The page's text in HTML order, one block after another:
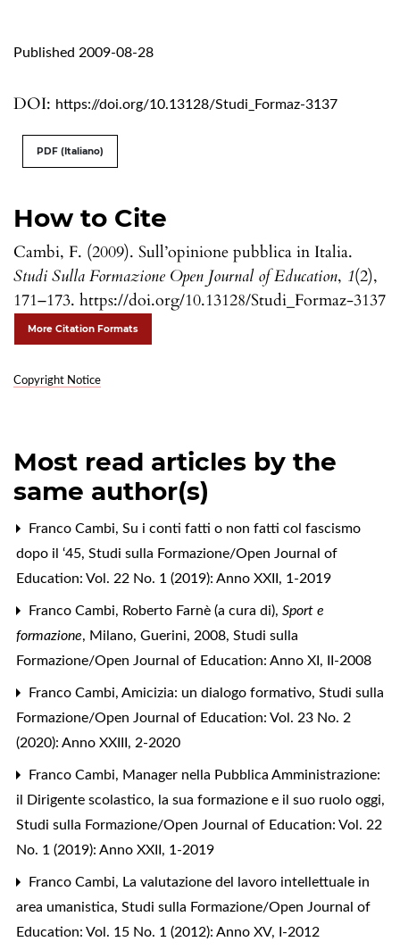
DOI: https://doi.org/10.13128/Studi_Formaz-3137
Published 2009-08-28
How to Cite
Cambi, F. (2009). Sull’opinione pubblica in Italia.
Studi Sulla Formazione Open Journal of Education, 1(2),
171–173. https://doi.org/10.13128/Studi_Formaz-3137
More Citation Formats
Copyright Notice
PDF (Italiano)
Most read articles by the
same author(s)
Franco Cambi, Su i conti fatti o non fatti col fascismo
dopo il ‘45, Studi sulla Formazione/Open Journal of
Education: Vol. 22 No. 1 (2019): Anno XXII, 1-2019
Franco Cambi, Roberto Farnè (a cura di), Sport e
formazione, Milano, Guerini, 2008, Studi sulla
Formazione/Open Journal of Education: Anno XI, II-2008
Franco Cambi, Amicizia: un dialogo formativo, Studi sulla
Formazione/Open Journal of Education: Vol. 23 No. 2
(2020): Anno XXIII, 2-2020
Franco Cambi, Manager nella Pubblica Amministrazione:
il Dirigente scolastico, la sua formazione e il suo ruolo oggi,
Studi sulla Formazione/Open Journal of Education: Vol. 22
No. 1 (2019): Anno XXII, 1-2019
Franco Cambi, La valutazione del lavoro intellettuale in
area umanistica, Studi sulla Formazione/Open Journal of
Education: Vol. 15 No. 1 (2012): Anno XV, I-2012